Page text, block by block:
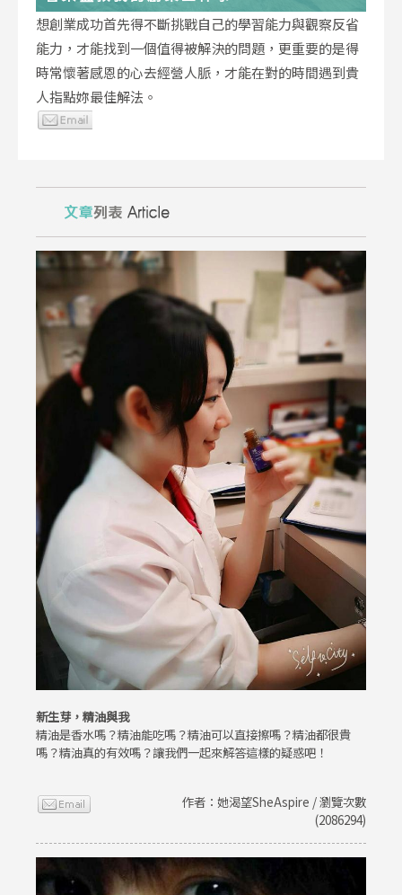
想創業成功首先得不斷挑戰自己的學習能力與觀察反省
能力，才能找到一個值得被解決的問題，更重要的是得
時常懷著感恩的心去經營人脈，才能在對的時間遇到貴
人指點妳最佳解法。
新生芽，精油與我
精油是香水嗎？精油能吃嗎？精油可以直接擦嗎？精油都很貴
嗎？精油真的有效嗎？讓我們一起來解答這樣的疑惑吧！
作者：她渴望SheAspire / 瀏覽次數
(2086294)